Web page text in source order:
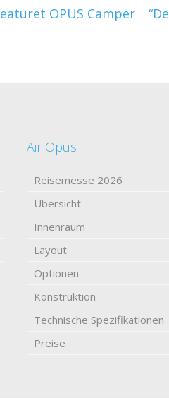
OPUS Camper |
Air Opus
Reisemesse 2026
Übersicht
Innenraum
Layout
Optionen
Konstruktion
Technische Spezifikationen
Preise